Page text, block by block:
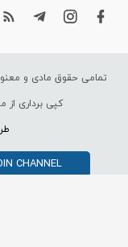
تمامی حقوق مادی و
کپی برداری از
CHANNEL